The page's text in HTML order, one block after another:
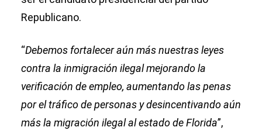
Republicano.
“Debemos fortalecer aún más nuestras leyes
contra la inmigración ilegal mejorando la
verificación de empleo, aumentando las penas
por el tráfico de personas y desincentivando aún
más la migración ilegal al estado de Florida”,